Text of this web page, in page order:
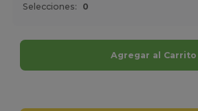
Selecciones: 0
Agregar al Carrito